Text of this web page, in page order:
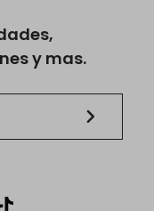
y mas.